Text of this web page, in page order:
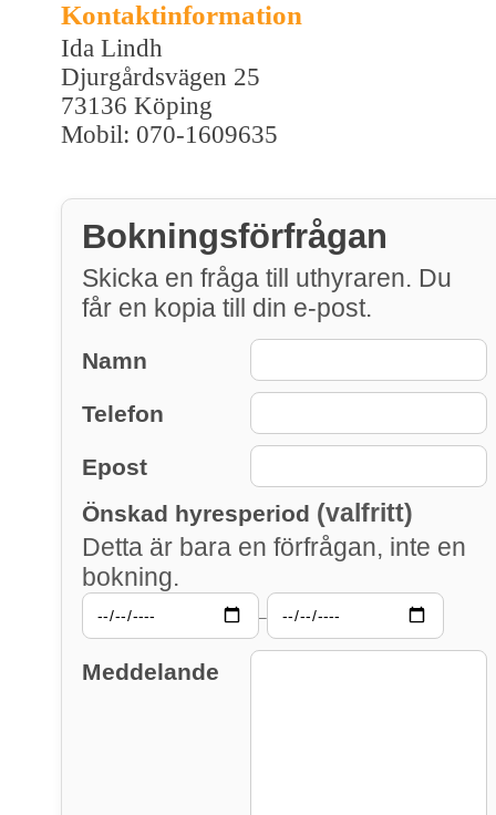
Kontaktinformation
Ida Lindh
Djurgårdsvägen 25
73136 Köping
Mobil: 070-1609635
Bokningsförfrågan
Skicka en fråga till uthyraren. Du
får en kopia till din e-post.
Namn
Telefon
Epost
Önskad hyresperiod (valfritt)
Detta är bara en förfrågan, inte en
bokning.
–
Meddelande